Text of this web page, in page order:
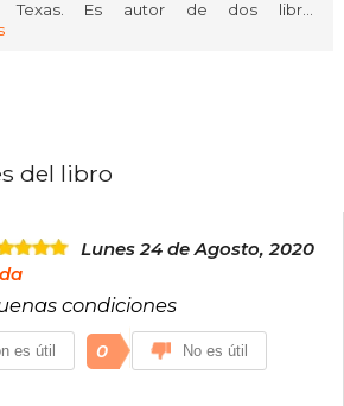
Texas. Es autor de dos libros
Steal Like an Artist, un manifiesto
del libro
Lunes 24 de Agosto, 2020
condiciones
es útil 0 No es útil